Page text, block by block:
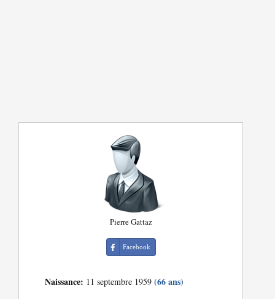
Pierre Gattaz
Facebook
Naissance: 11 septembre 1959(66 ans)